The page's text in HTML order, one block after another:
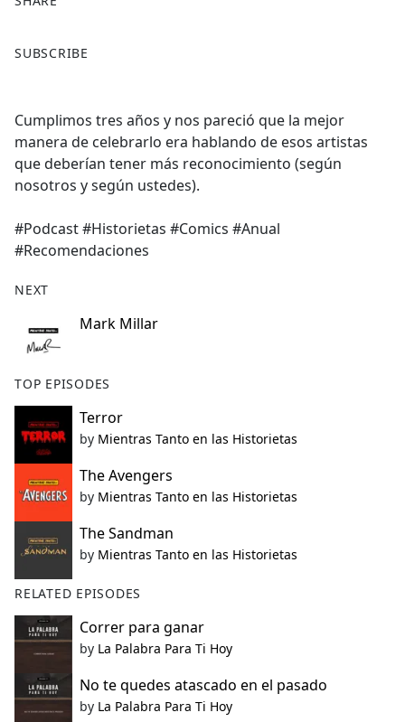
a
b
o
o
k
SUBSCRIBE
Cumplimos tres años y nos pareció que la mejor
manera de celebrarlo era hablando de esos artistas
que deberían tener más reconocimiento (según
nosotros y según ustedes).
#Podcast #Historietas #Comics #Anual
#Recomendaciones
NEXT
Mark Millar
TOP EPISODES
Terror
by Mientras Tanto en las Historietas
The Avengers
by Mientras Tanto en las Historietas
The Sandman
by Mientras Tanto en las Historietas
RELATED EPISODES
Correr para ganar
by La Palabra Para Ti Hoy
No te quedes atascado en el pasado
by La Palabra Para Ti Hoy